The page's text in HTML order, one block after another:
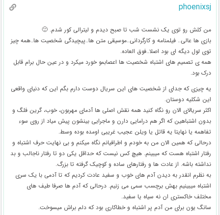
phoenixsj
من کلش رو توی یک نشست شب تا صبح دیدم و لیترالی کور شدم. 🙂
بازی ها عالی.. فیلمنامه و کارگردانی..موسیقی متن ها..پیچیدگی شخصیت ها..همه چیز
توی لول دیگه ای بود اصلا..فوق العاده.
همه ی تصمیم های اشتباه شخصیت ها اعصابمو خورد میکرد و در عین حال برام قابل
درک بود.
یه چیزی که جدای از شخصیت های این سریال دوست دارم بگم این که دنیای واقعی
این شکلیه دوستان.
اکثر سریالای الان رو نگاه کنید همه نقش اصلی ها آدمای مهربون، خوب، گرین فلگ و
بدون اشتباهین که اگر هم درامایی دارن و ماجرایی بینشون پیش میاد از روی سوء
تفاهمه یا نهایتا یه قاتل یا ویلن عجیب غریبی اومده بوده وسط.
درحالی که همین الان من به خودم و اطرافیانم نگاه میکنم و بی نهایت حرف اشتباه و
رفتار اشتباه هست که میبینم. هیچ کس نیست که حداقل یکی دو تا رفتار ناجالب و بد
نداشته باشه. از عادت ها و رفتارهای ساده و کوچیک گرفته تا بزرگ.
به نظرم انقدر به دیدن آدم های خوب و سفید عادت کردیم که تا آدمی با یک سری
اشتباه میبینیم بهش برچسب سمی می زنیم. درحالی که آدم ها صرفا طیف های
مختلف خاکستری ان نه سیاه یا سفید.
سانگ یون برای من آدم پر اشتباه و خطاکاری بود که دلم براش میسوخت.